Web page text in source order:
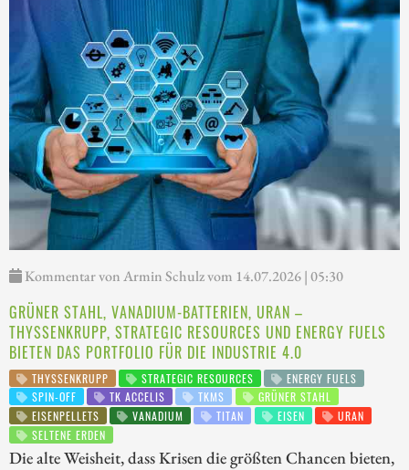
Kommentar von Armin Schulz vom 14.07.2026 | 05:30
GRÜNER STAHL, VANADIUM-BATTERIEN, URAN –
THYSSENKRUPP, STRATEGIC RESOURCES UND ENERGY FUELS
BIETEN DAS PORTFOLIO FÜR DIE INDUSTRIE 4.0
THYSSENKRUPP STRATEGIC RESOURCES
ENERGY FUELS
SPIN-OFF
TK ACCELIS TKMS
GRÜNER STAHL
EISENPELLETS
VANADIUM TITAN EISEN
URAN
SELTENE ERDEN
Die alte Weisheit, dass Krisen die größten Chancen bieten,